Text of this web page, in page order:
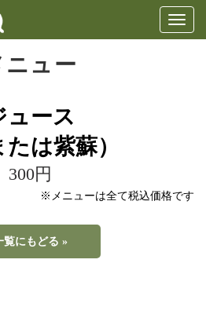
ニュー
ュース
たは紫蘇）
300円
※メニューは全て税込価格です
覧にもどる »